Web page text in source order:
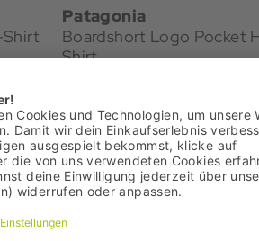
Shirt
Patagonia
Boardshort Logo Pocket
Shirt
Bestpreis: 34,95 €
UVP: 50,00 €